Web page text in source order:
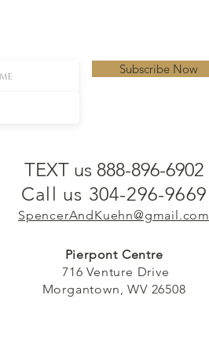
Subscribe Now
TEXT us 888-896-6902
Call us 304-296-9669
SpencerAndKuehn@gmail.com
Pierpont Centre
716 Venture Drive
Morgantown, WV 26508